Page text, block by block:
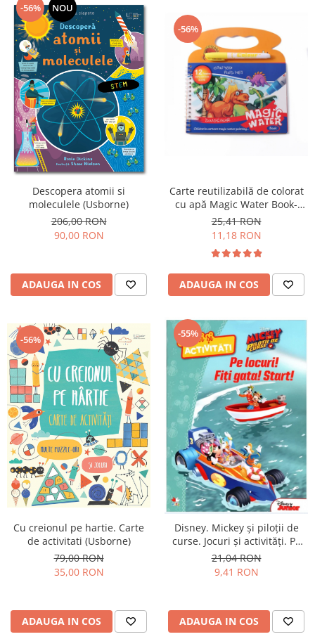
-56% NOU
Descopera atomii si
moleculele (Usborne)
206,00 RON
90,00 RON
ADAUGA IN COS
-56%
Carte reutilizabilă de colorat
cu apă Magic Water Book-
DINOZAURI
25,41 RON
11,18 RON
ADAUGA IN COS
-56%
Cu creionul pe hartie. Carte
de activitati (Usborne)
79,00 RON
35,00 RON
ADAUGA IN COS
-55%
Disney. Mickey și piloții de
curse. Jocuri și activități. Pe
locuri! Fiți gata! Start!
21,04 RON
9,41 RON
ADAUGA IN COS